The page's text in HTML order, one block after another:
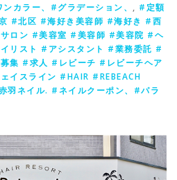
カラー、#グラデーション、 , #定額
#北区 #海好き美容師 #海好き #西
ロン #美容室 #美容師 #美容院 #ヘ
リスト #アシスタント #業務委託 #
集 #求人 #レビーチ #レビーチヘア
イスライン #HAIR #REBEACH
羽ネイル. #ネイルクーポン、#パラ